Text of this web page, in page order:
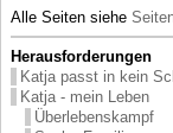
Alle Seiten siehe
Herausforderungen
Katja passt in kein
Katja - mein Leben
Überlebenskampf